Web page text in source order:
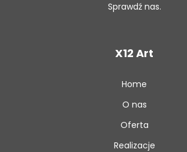
Sprawdź nas.
X12 Art
Home
O nas
Oferta
Realizacje